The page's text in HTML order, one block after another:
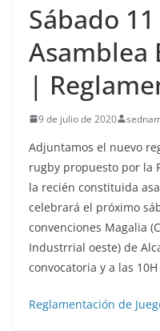
Sábado
Asamblea
|
9 de julio de 2020
Adjuntamos el nuevo
rugby propuesto por la
la recién constituida
celebrará el próximo
convenciones Magalia
Industrrial oeste) de
convocatoria y a las
Reglamentación de